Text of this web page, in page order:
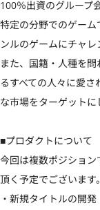
100％出資のグループ
特定の分野でのゲー
ンルのゲームにチャレ
また、国籍・人種を
るすべての人々に愛
な市場をターゲットに
■プロダクトについて
今回は複数ポジショ
頂く予定でございます。
・新規タイトルの開発